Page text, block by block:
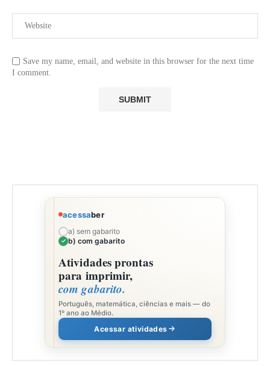
Save my name, email, and website in this browser for the next time
I comment.
acessaber
a) sem gabarito
b) com gabarito
Atividades prontas
para imprimir,
com gabarito.
Português, matemática, ciências e mais — do
1º ano ao Médio.
Acessar atividades